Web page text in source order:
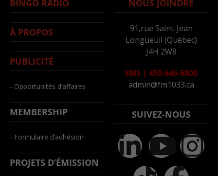
BINGO RADIO
À PROPOS
PUBLICITÉ
- Opportunités d’affaires
MEMBERSHIP
- Formulaire d’adhésion
PROJETS D’ÉMISSION
NOUS JOINDRE
91,rue Saint-Jean
Longueuil (Québec)
J4H 2W8
SMS | 450-646-6800
admin@fm1033.ca
SUIVEZ-NOUS